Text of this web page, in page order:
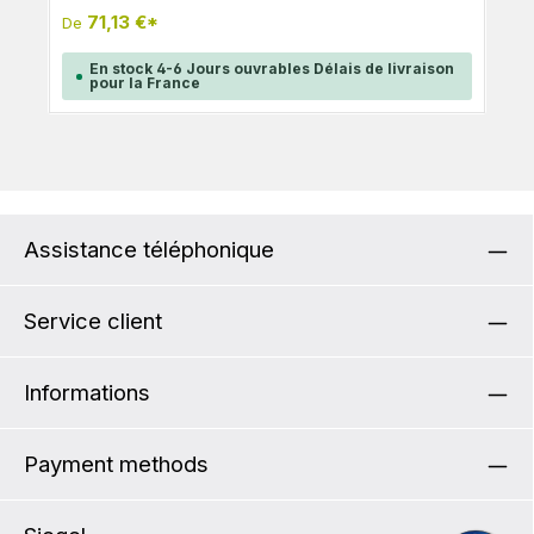
De 71,13 €*
En stock 4-6 Jours ouvrables Délais de livraison
pour la France
Assistance téléphonique
Service client
Informations
Payment methods